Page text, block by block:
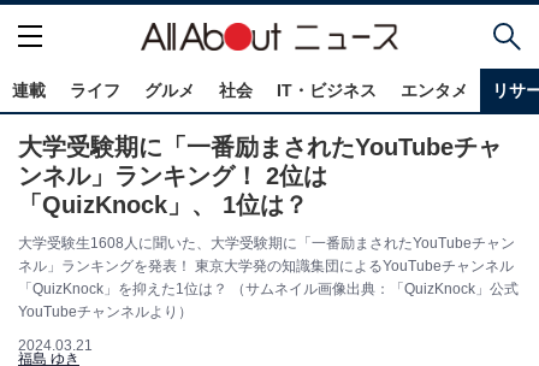
連載 ライフ グルメ 社会 IT・ビジネス エンタメ リサ
大学受験期に「一番励まされたYouTubeチャ
ンネル」ランキング！ 2位は
「QuizKnock」、 1位は？
大学受験生1608人に聞いた、大学受験期に「一番励まされたYouTubeチャン
ネル」ランキングを発表！ 東京大学発の知識集団によるYouTubeチャンネル
「QuizKnock」を抑えた1位は？ （サムネイル画像出典：「QuizKnock」公式
YouTubeチャンネルより）
2024.03.21
福島 ゆき